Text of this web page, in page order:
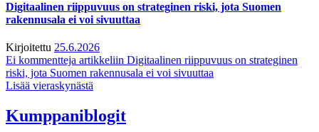
Digitaalinen riippuvuus on strateginen riski, jota Suomen
rakennusala ei voi sivuuttaa
Kirjoitettu 25.6.2026
Ei kommentteja artikkeliin Digitaalinen riippuvuus on strateginen
riski, jota Suomen rakennusala ei voi sivuuttaa
Lisää vieraskynästä
Kumppaniblogit